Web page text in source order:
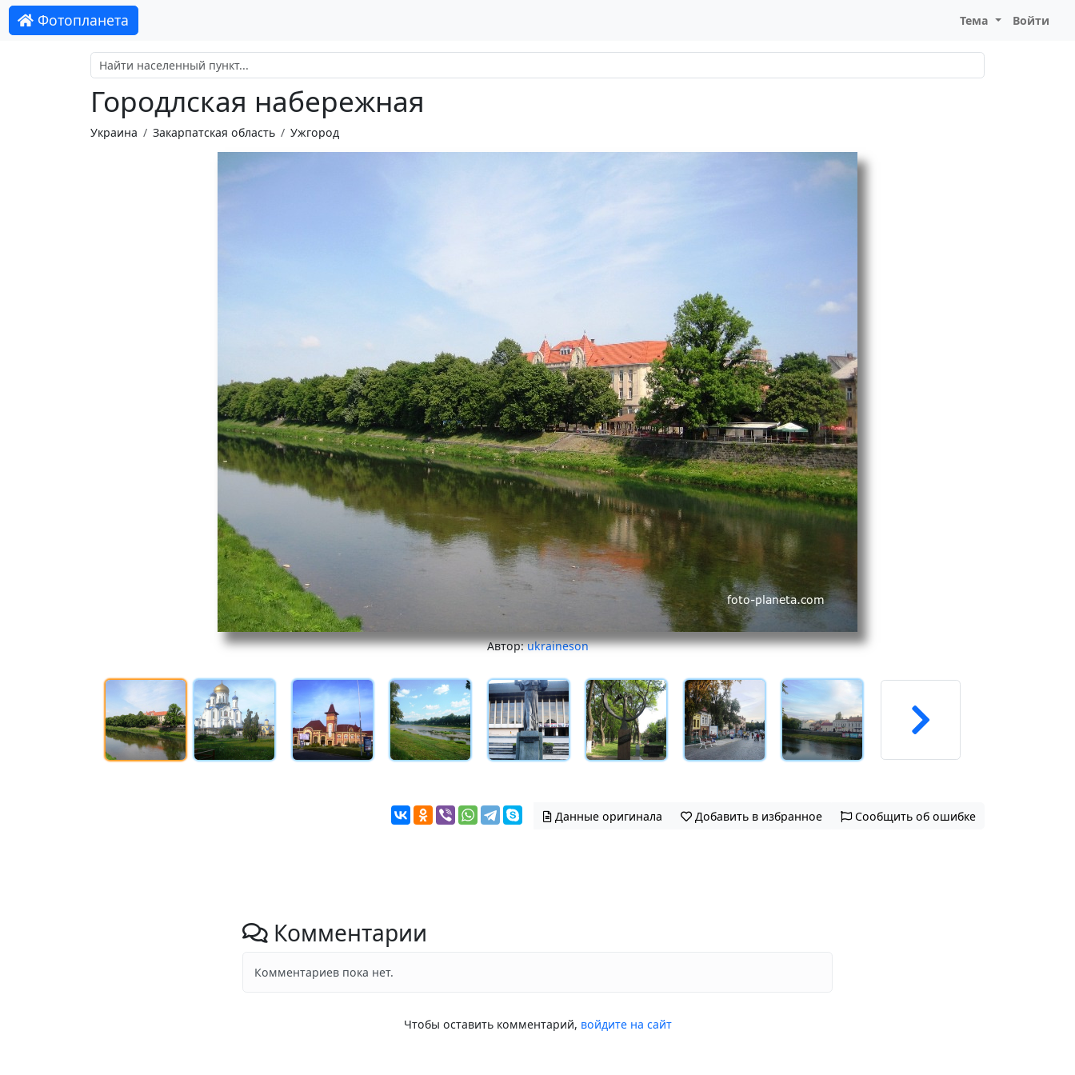
Фотопланета Тема Войти
Городлская набережная
Украина Закарпатская область Ужгород
Автор:ukraineson
Данные оригинала Добавить в избранное Сообщить об ошибке
Комментарии
Комментариев пока нет.
Чтобы оставить комментарий, войдите на сайт